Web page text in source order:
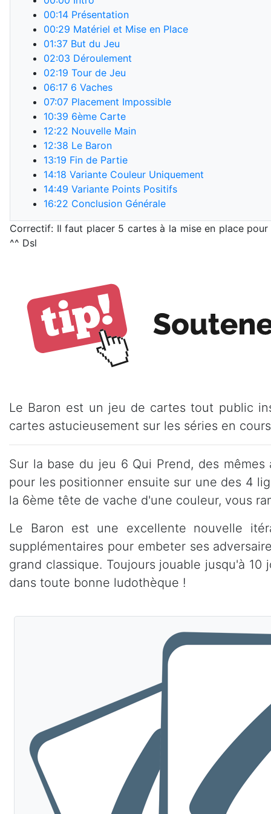
00:14 Présentation
00:29 Matériel et Mise en Place
01:37 But du Jeu
02:03 Déroulement
02:19 Tour de Jeu
06:17 6 Vaches
07:07 Placement Impossible
10:39 6ème Carte
12:22 Nouvelle Main
12:38 Le Baron
13:19 Fin de Partie
14:18 Variante Couleur Uniquement
14:49 Variante Points Positifs
16:22 Conclusion Générale
Correctif: Il faut placer 5 cartes à la mise en place
^^ Dsl
Le Baron est un jeu de cartes tout public
cartes astucieusement sur les séries en
Sur la base du jeu 6 Qui Prend, des
pour les positionner ensuite sur une des 4
la 6ème tête de vache d'une couleur, vous
Le Baron est une excellente nouvelle
supplémentaires pour embeter ses
grand classique. Toujours jouable jusqu'à
dans toute bonne ludothèque !